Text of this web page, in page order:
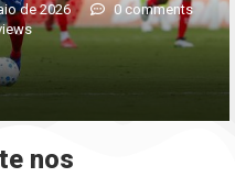
de 2026
0 comments
nos